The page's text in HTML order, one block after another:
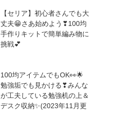
【セリア】初心者さんでも大
丈夫😁さあ始めよう❣100均
手作りキットで簡単編み物に
挑戦💕
100均アイテムでもOK👀🌟
勉強垢でも見かける❣みんな
が工夫している勉強机の上＆
デスク収納✨(2023年11月更